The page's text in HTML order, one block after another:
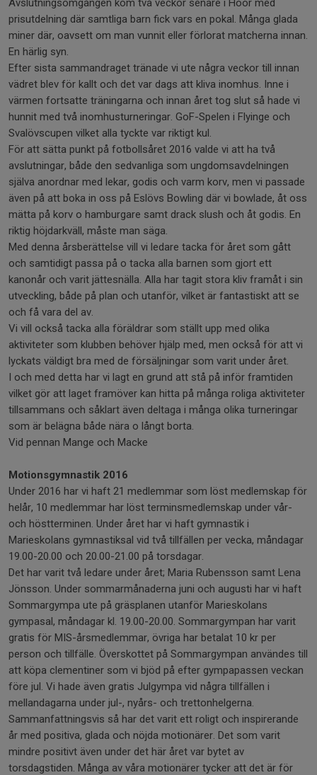
Avslutningsomgången kom två veckor senare i Höör med
prisutdelning där samtliga barn fick vars en pokal. Många glada
miner där, oavsett om man vunnit eller förlorat matcherna innan.
En härlig syn.
Efter sista sammandraget tränade vi ute några veckor till innan
vädret blev för kallt och det var dags att kliva inomhus. Inne i
värmen fortsatte träningarna och innan året tog slut så hade vi
hunnit med två inomhusturneringar. GoF-Spelen i Flyinge och
Svalövscupen vilket alla tyckte var riktigt kul.
För att sätta punkt på fotbollsåret 2016 valde vi att ha två
avslutningar, både den sedvanliga som ungdomsavdelningen
själva anordnar med lekar, godis och varm korv, men vi passade
även på att boka in oss på Eslövs Bowling där vi bowlade, åt oss
mätta på korv o hamburgare samt drack slush och åt godis. En
riktig höjdarkväll, måste man säga.
Med denna årsberättelse vill vi ledare tacka för året som gått
och samtidigt passa på o tacka alla barnen som gjort ett
kanonår och varit jättesnälla. Alla har tagit stora kliv framåt i sin
utveckling, både på plan och utanför, vilket är fantastiskt att se
och få vara del av.
Vi vill också tacka alla föräldrar som ställt upp med olika
aktiviteter som klubben behöver hjälp med, men också för att vi
lyckats väldigt bra med de försäljningar som varit under året.
I och med detta har vi lagt en grund att stå på inför framtiden
vilket gör att laget framöver kan hitta på många roliga aktiviteter
tillsammans och såklart även deltaga i många olika turneringar
som är belägna både nära o långt borta.
Vid pennan Mange och Macke
Motionsgymnastik 2016
Under 2016 har vi haft 21 medlemmar som löst medlemskap för
helår, 10 medlemmar har löst terminsmedlemskap under vår-
och höstterminen. Under året har vi haft gymnastik i
Marieskolans gymnastiksal vid två tillfällen per vecka, måndagar
19.00-20.00 och 20.00-21.00 på torsdagar.
Det har varit två ledare under året; Maria Rubensson samt Lena
Jönsson. Under sommarmånaderna juni och augusti har vi haft
Sommargympa ute på gräsplanen utanför Marieskolans
gympasal, måndagar kl. 19.00-20.00. Sommargympan har varit
gratis för MIS-årsmedlemmar, övriga har betalat 10 kr per
person och tillfälle. Överskottet på Sommargympan användes till
att köpa clementiner som vi bjöd på efter gympapassen veckan
före jul. Vi hade även gratis Julgympa vid några tillfällen i
mellandagarna under jul-, nyårs- och trettonhelgerna.
Sammanfattningsvis så har det varit ett roligt och inspirerande
år med positiva, glada och nöjda motionärer. Det som varit
mindre positivt även under det här året var bytet av
torsdagstiden. Många av våra motionärer tycker att det är för